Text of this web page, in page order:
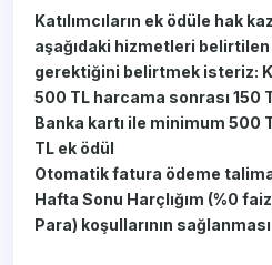
Katılımcıların ek ödüle hak
aşağıdaki hizmetleri
gerektiğini belirtmek isteriz:
500 TL harcama sonrası 150
Banka kartı ile minimum 500
TL ek ödül
Otomatik fatura ödeme
Hafta Sonu Harçlığım (%0
Para) koşullarının